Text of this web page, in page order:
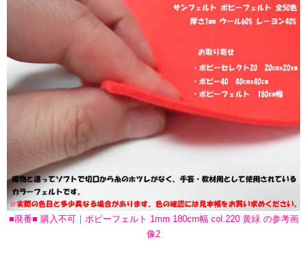
■廃番■ 購入不可｜ポピーフェルト 1mm 180cm幅 col.220 黄緑 の参考画
像2